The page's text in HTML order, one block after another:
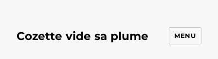
Cozette vide sa plume MENU